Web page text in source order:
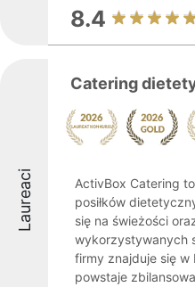
8.4
Laureaci
Catering
ActivBox Catering
posiłków
się na świeżości
wykorzystywanych
firmy znajduje się
powstaje